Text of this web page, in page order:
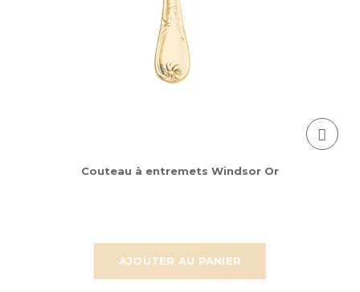
AJOUTER AU PANIER
Couteau à entremets Windsor Or